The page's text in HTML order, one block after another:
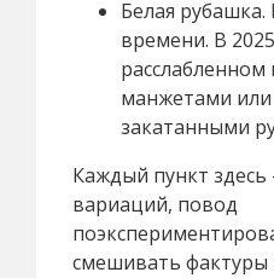
Белая рубашка.
времени. В
расслабленном
манжетами
закатанными
Каждый пункт
вариаций, повод
смешивать фактуры